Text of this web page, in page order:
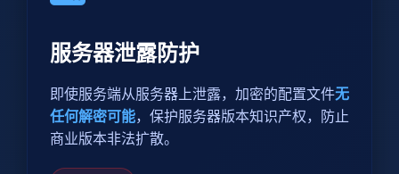
服务器泄露防护
即使服务端从服务器上泄露，加密的配置文件无
任何解密可能，保护服务器版本知识产权，防止
商业版本非法扩散。